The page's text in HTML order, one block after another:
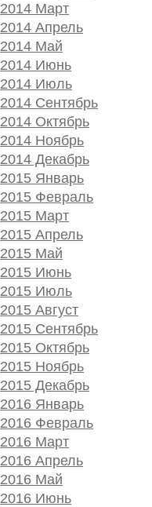
2014 Март
2014 Апрель
2014 Май
2014 Июнь
2014 Июль
2014 Сентябрь
2014 Октябрь
2014 Ноябрь
2014 Декабрь
2015 Январь
2015 Февраль
2015 Март
2015 Апрель
2015 Май
2015 Июнь
2015 Июль
2015 Август
2015 Сентябрь
2015 Октябрь
2015 Ноябрь
2015 Декабрь
2016 Январь
2016 Февраль
2016 Март
2016 Апрель
2016 Май
2016 Июнь